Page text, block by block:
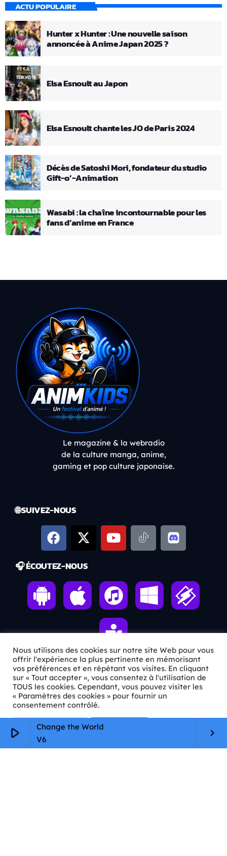
play_arrow
Change the World
V6
keyboard_arrow_right
ACTU POPULAIRE
Hunter x Hunter : Une nouvelle saison
annoncée à Anime Japan 2025 ?
Elsa Esnoult au Japon
Elsa Esnoult chante les JO de Paris 2024
Décès de Satoshi Mori, fondateur du studio
Gift-o’-Animation
Wasabi : la chaîne incontournable pour les
fans d’anime en France
Le magazine & la webradio
de la culture manga, anime,
gaming et pop culture japonaise.
🌐 SUIVEZ-NOUS
🎧 ÉCOUTEZ-NOUS
ℹ️ INFOS PRATIQUES
✉️Contact
🦊Qui sommes-nous ?
📄
Mentions légales
Nous utilisons des cookies sur notre site Web pour vous
offrir l'expérience la plus pertinente en mémorisant
vos préférences et en répétant vos visites. En cliquant
sur « Tout accepter », vous consentez à l'utilisation de
TOUS les cookies. Cependant, vous pouvez visiter les
« Paramètres des cookies » pour fournir un
consentement contrôlé.
Paramètres Cookie Tout accepter